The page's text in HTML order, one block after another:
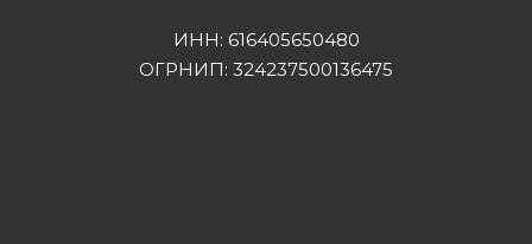
ИНН: 616405650480
ОГРНИП: 324237500136475